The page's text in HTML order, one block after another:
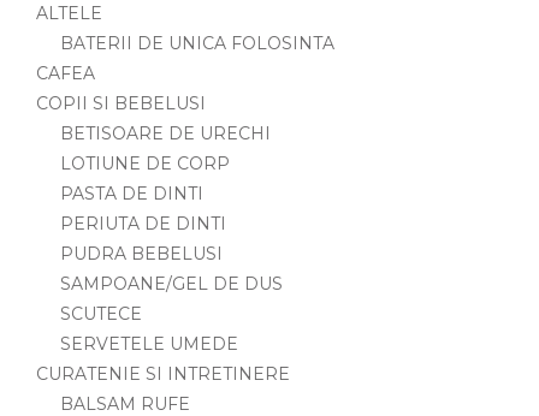
ALTELE
BATERII DE UNICA FOLOSINTA
CAFEA
COPII SI BEBELUSI
BETISOARE DE URECHI
LOTIUNE DE CORP
PASTA DE DINTI
PERIUTA DE DINTI
PUDRA BEBELUSI
SAMPOANE/GEL DE DUS
SCUTECE
SERVETELE UMEDE
CURATENIE SI INTRETINERE
BALSAM RUFE